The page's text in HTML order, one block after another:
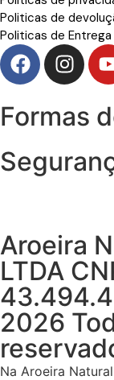
Politicas de
Politicas de Entrega
Formas
Aroeira
LTDA
2026
Na Aroeira